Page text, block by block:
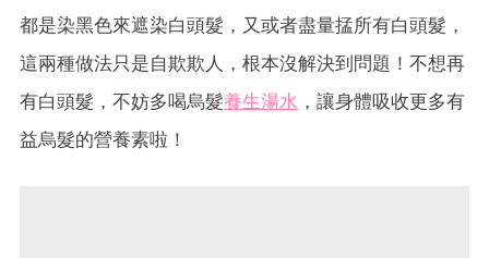
都是染黑色來遮染白頭髮，又或者盡量掹所有白頭髮，
這兩種做法只是自欺欺人，根本沒解決到問題！不想再
有白頭髮，不妨多喝烏髮養生湯水 ，讓身體吸收更多有
益烏髮的營養素啦！